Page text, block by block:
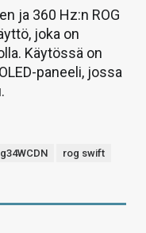
ja 360 Hz:n ROG
joka on
Käytössä on
paneeli, jossa
rog swift